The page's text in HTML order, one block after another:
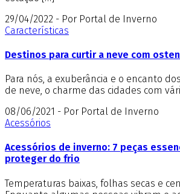
29/04/2022 - Por Portal de Inverno
Características
Destinos para curtir a neve com
Para nós, a exuberância e o encanto
de neve, o charme das cidades com
08/06/2021 - Por Portal de Inverno
Acessórios
Acessórios de inverno: 7 peças
proteger do frio
Temperaturas baixas, folhas secas e